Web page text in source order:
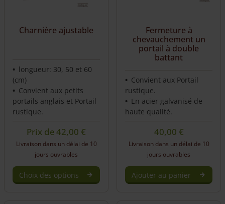
Charnière ajustable
longueur: 30, 50 et 60
(cm)
Convient aux petits
portails anglais et Portail
rustique.
Prix de42,00€
Livraison dans un délai de 10
jours ouvrables
Choix des options
Fermeture à
chevauchement un
portail à double
battant
Convient aux Portail
rustique.
En acier galvanisé de
haute qualité.
40,00 €
Livraison dans un délai de 10
jours ouvrables
Ajouter au panier